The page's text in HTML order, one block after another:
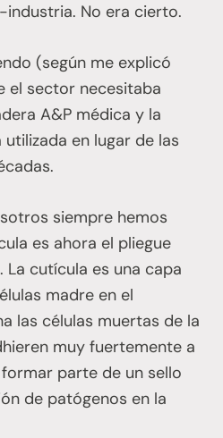
No era cierto.
(según me explicó
el sector necesitaba
A&P médica y la
en lugar de las
siempre hemos
es ahora el pliegue
La cutícula es una capa
madre en el
las células muertas de la
muy fuertemente a
parte de un sello
de patógenos en la